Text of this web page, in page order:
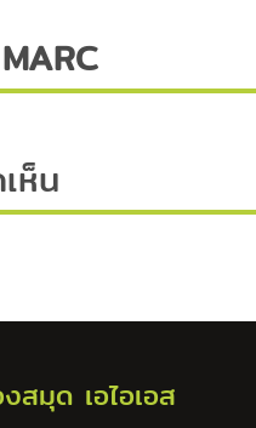
ห็น
สมุด เอไอเอส